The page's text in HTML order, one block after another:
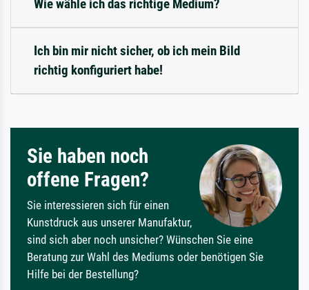
Wie wähle ich das richtige Medium?
Ich bin mir nicht sicher, ob ich mein Bild
richtig konfiguriert habe!
Sie haben noch
offene Fragen?
Sie interessieren sich für einen
Kunstdruck aus unserer Manufaktur,
sind sich aber noch unsicher? Wünschen Sie eine
Beratung zur Wahl des Mediums oder benötigen Sie
Hilfe bei der Bestellung?